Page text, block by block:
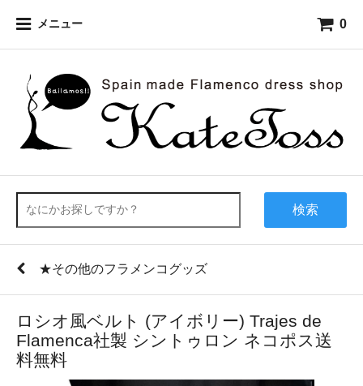
メニュー 0
検索
★その他のフラメンコグッズ
ロシオ風ベルト (アイボリー) Trajes de
Flamenca社製 シントゥロン ネコポス送
料無料